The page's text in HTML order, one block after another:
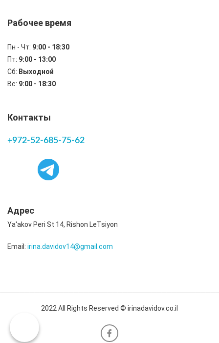
Рабочее время
Пн - Чт: 9:00 - 18:30
Пт: 9:00 - 13:00
Сб: Выходной
Вс: 9:00 - 18:30
Контакты
+972-52-685-75-62
Адрес
Ya'akov Peri St 14, Rishon LeTsiyon
Email: irina.davidov14@gmail.com
2022 All Rights Reserved © irinadavidov.co.il